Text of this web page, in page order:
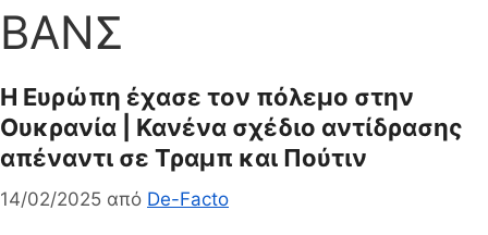
ΒΑΝΣ
H Ευρώπη έχασε τον πόλεμο στην
Ουκρανία | Κανένα σχέδιο αντίδρασης
απέναντι σε Τραμπ και Πούτιν
14/02/2025 από De-Facto